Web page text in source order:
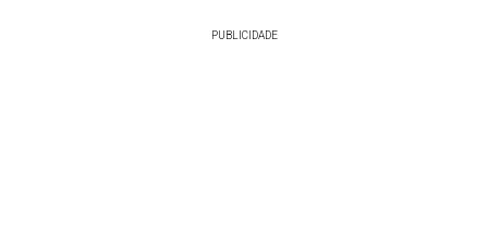
PUBLICIDADE